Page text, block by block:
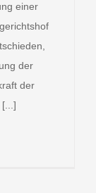
einer
der
der